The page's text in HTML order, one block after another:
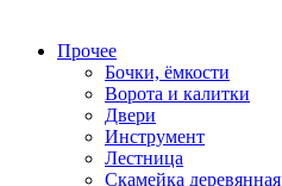
Прочее
Бочки, ёмкости
Ворота и калитки
Двери
Инструмент
Лестница
Скамейка деревянная